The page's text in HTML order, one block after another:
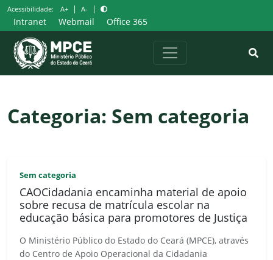
Pular
para
o
conteúdo
Acessibilidade: A+ | A- |
Intranet Webmail Office 365
Categoria: Sem categoria
Sem categoria
CAOCidadania encaminha material de apoio
sobre recusa de matrícula escolar na
educação básica para promotores de Justiça
O Ministério Público do Estado do Ceará (MPCE), através
do Centro de Apoio Operacional da Cidadania